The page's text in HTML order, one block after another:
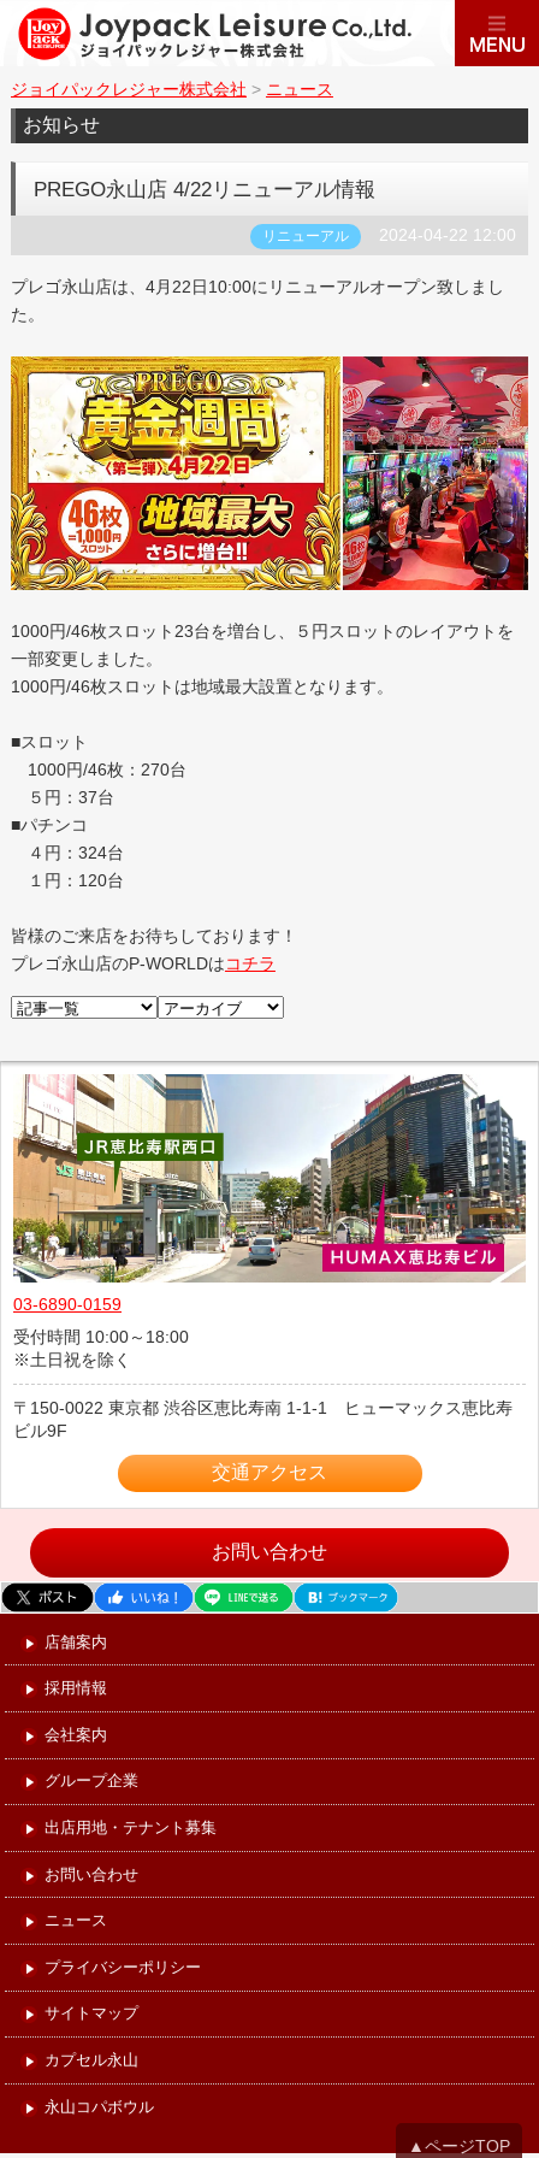
ジョイパックレジャー株式会社 > ニュース
お知らせ
PREGO永山店 4/22リニューアル情報
リニューアル 2024-04-22 12:00
プレゴ永山店は、4月22日10:00にリニューアルオープン致しまし
た。
1000円/46枚スロット23台を増台し、５円スロットのレイアウトを
一部変更しました。
1000円/46枚スロットは地域最大設置となります。
■スロット
1000円/46枚：270台
５円：37台
■パチンコ
４円：324台
１円：120台
皆様のご来店をお待ちしております！
プレゴ永山店のP-WORLDはコチラ
03-6890-0159
受付時間 10:00～18:00
※土日祝を除く
150-0022 東京都 渋谷区恵比寿南 1-1-1 ヒューマックス恵比寿
ビル9F
交通アクセス
お問い合わせ
▲ページTOP
店舗案内
採用情報
会社案内
グループ企業
出店用地・テナント募集
お問い合わせ
ニュース
プライバシーポリシー
サイトマップ
カプセル永山
永山コパボウル